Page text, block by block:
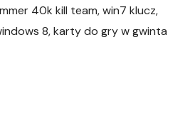
40k kill team, win7 klucz,
8, karty do gry w gwinta